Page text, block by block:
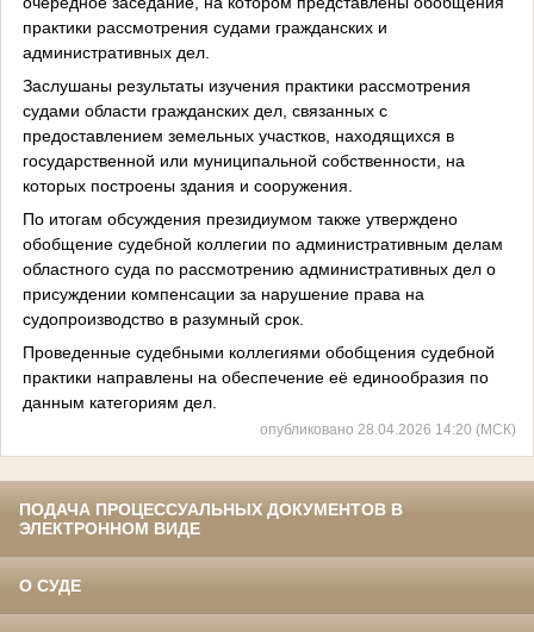
практики рассмотрения судами гражданских и
административных дел.
Заслушаны результаты изучения практики рассмотрения
судами области гражданских дел, связанных с
предоставлением земельных участков, находящихся в
государственной или муниципальной собственности, на
которых построены здания и сооружения.
По итогам обсуждения президиумом также утверждено
обобщение судебной коллегии по административным делам
областного суда по рассмотрению административных дел о
присуждении компенсации за нарушение права на
судопроизводство в разумный срок.
Проведенные судебными коллегиями обобщения судебной
практики направлены на обеспечение её единообразия по
данным категориям дел.
опубликовано 28.04.2026 14:20 (МСК)
ПОДАЧА ПРОЦЕССУАЛЬНЫХ ДОКУМЕНТОВ В
ЭЛЕКТРОННОМ ВИДЕ
О СУДЕ